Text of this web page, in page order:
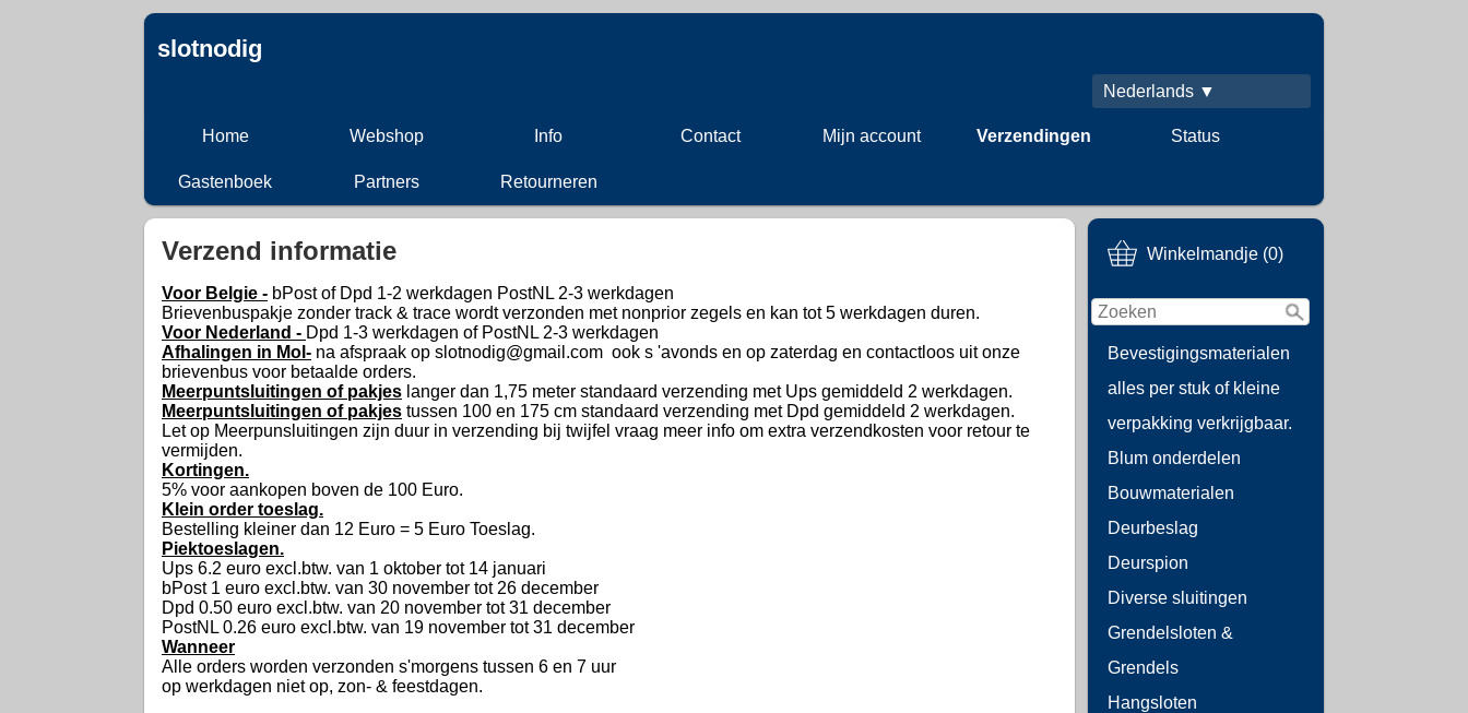
slotnodig
Nederlands ▼
Home Webshop Info Contact Mijn account Verzendingen Status
Gastenboek Partners Retourneren
Winkelmandje (0)
Bevestigingsmaterialen
alles per stuk of kleine
verpakking verkrijgbaar.
Blum onderdelen
Bouwmaterialen
Deurbeslag
Deurspion
Diverse sluitingen
Grendelsloten &
Grendels
Hangsloten
Verzend informatie
Voor Belgie - bPost of Dpd 1-2 werkdagen PostNL 2-3 werkdagen
Brievenbuspakje zonder track & trace wordt verzonden met nonprior zegels en kan tot 5 werkdagen duren.
Voor Nederland - Dpd 1-3 werkdagen of PostNL 2-3 werkdagen
Afhalingen in Mol- na afspraak op slotnodig@gmail.com ook s 'avonds en op zaterdag en contactloos uit onze
brievenbus voor betaalde orders.
Meerpuntsluitingen of pakjes langer dan 1,75 meter standaard verzending met Ups gemiddeld 2 werkdagen.
Meerpuntsluitingen of pakjes tussen 100 en 175 cm standaard verzending met Dpd gemiddeld 2 werkdagen.
Let op Meerpunsluitingen zijn duur in verzending bij twijfel vraag meer info om extra verzendkosten voor retour te
vermijden.
Kortingen.
5% voor aankopen boven de 100 Euro.
Klein order toeslag.
Bestelling kleiner dan 12 Euro = 5 Euro Toeslag.
Piektoeslagen.
Ups 6.2 euro excl.btw. van 1 oktober tot 14 januari
bPost 1 euro excl.btw. van 30 november tot 26 december
Dpd 0.50 euro excl.btw. van 20 november tot 31 december
PostNL 0.26 euro excl.btw. van 19 november tot 31 december
Wanneer
Alle orders worden verzonden s'morgens tussen 6 en 7 uur
op werkdagen niet op, zon- & feestdagen.